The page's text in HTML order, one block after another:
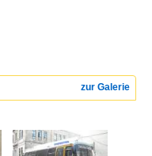
zur Galerie